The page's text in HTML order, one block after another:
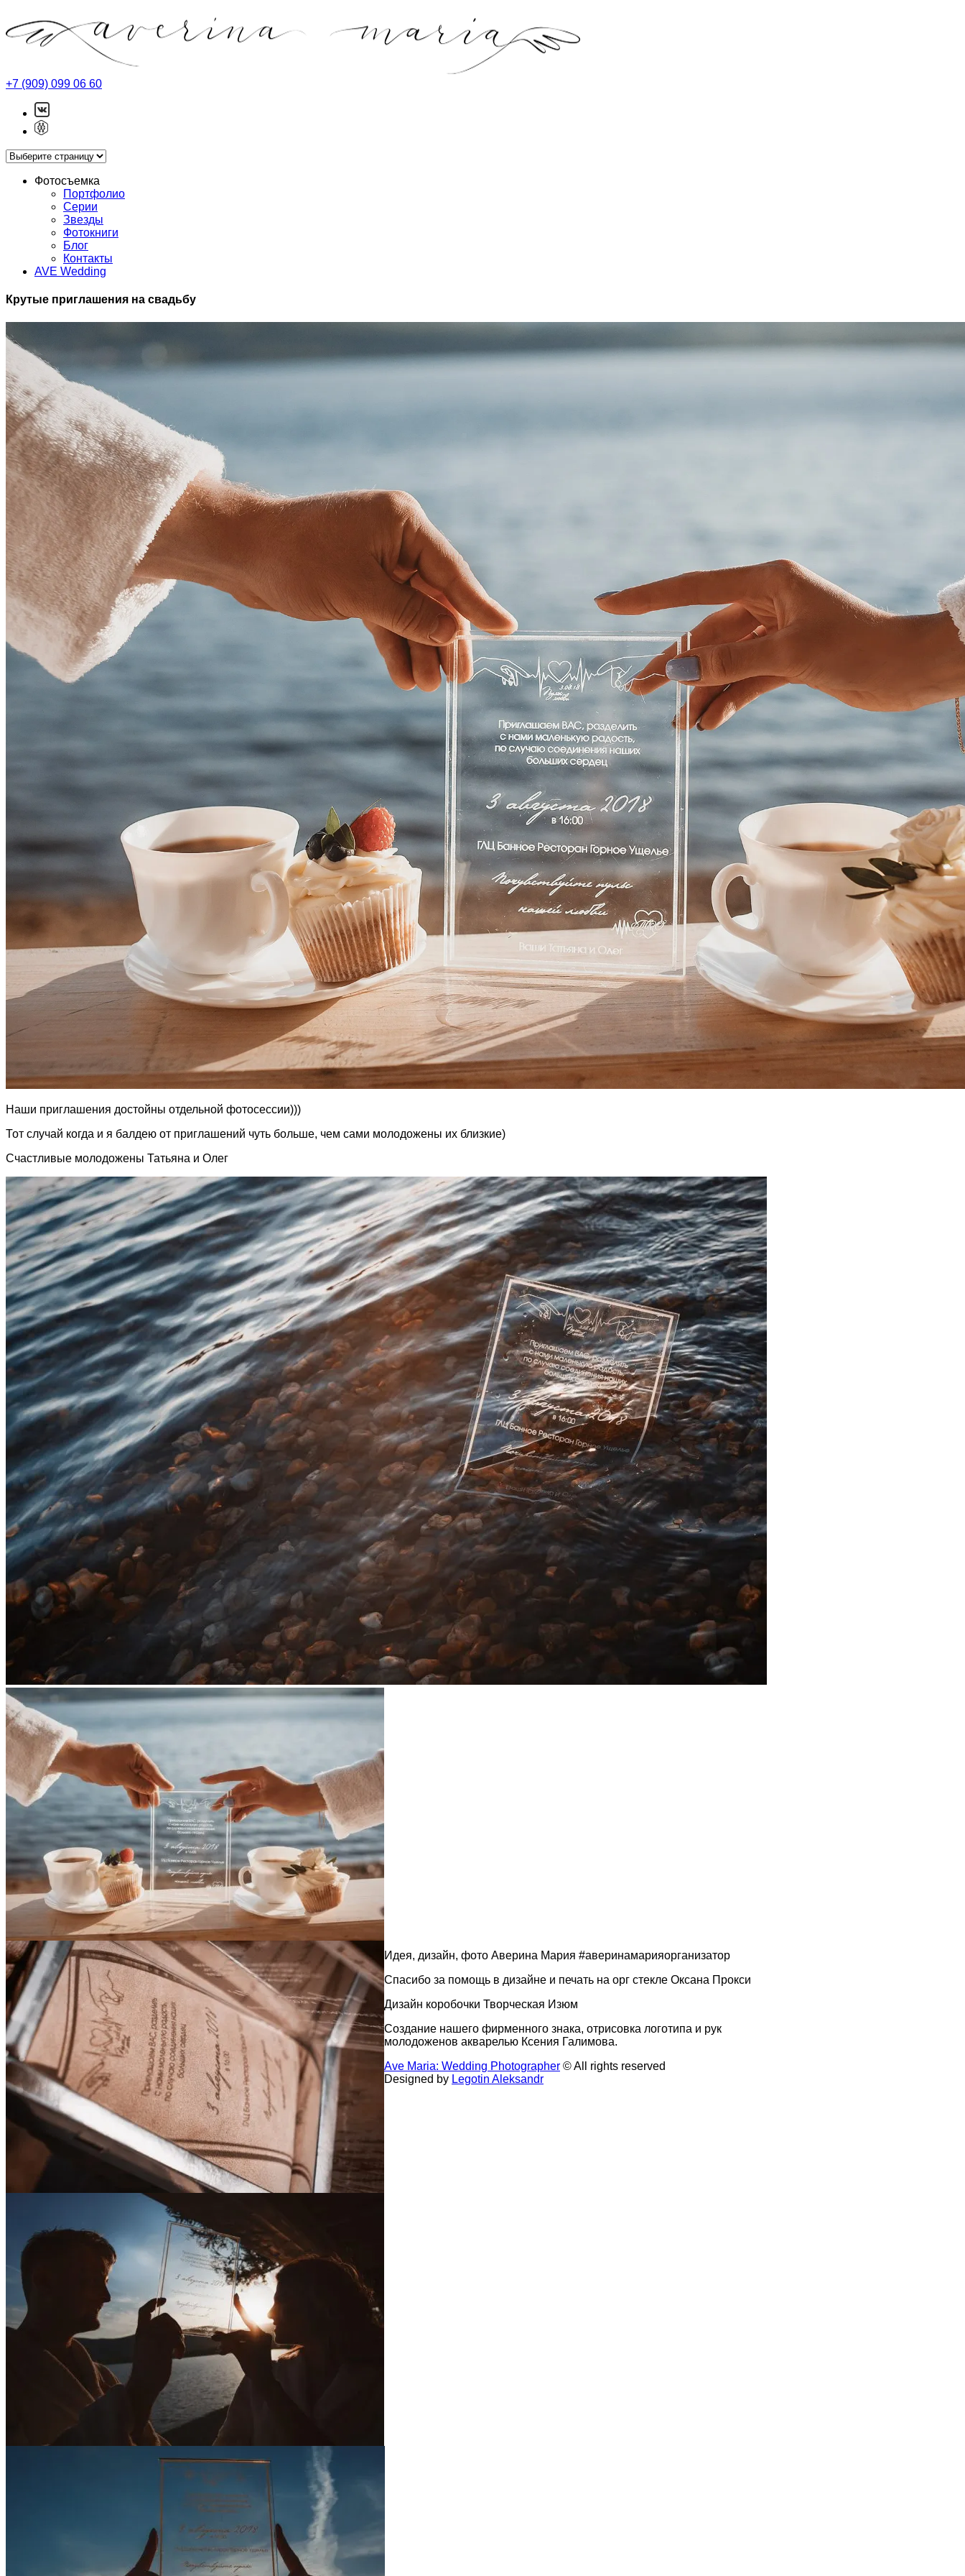
+7 (909) 099 06 60
Фотосъемка
Портфолио
Серии
Звезды
Фотокниги
Блог
Контакты
AVE Wedding
Крутые приглашения на свадьбу
Наши приглашения достойны отдельной фотосессии)))
Тот случай когда и я балдею от приглашений чуть больше, чем сами молодожены их близкие)
Счастливые молодожены Татьяна и Олег
Идея, дизайн, фото Аверина Мария #аверинамарияорганизатор
Спасибо за помощь в дизайне и печать на орг стекле Оксана Прокси
Дизайн коробочки Творческая Изюм
Создание нашего фирменного знака, отрисовка логотипа и рук
молодоженов акварелью Ксения Галимова.
Ave Maria: Wedding Photographer © All rights reserved
Designed by Legotin Aleksandr